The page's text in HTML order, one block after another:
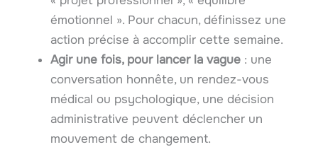
émotionnel ». Pour chacun, définissez une
action précise à accomplir cette semaine.
Agir une fois, pour lancer la vague : une
conversation honnête, un rendez-vous
médical ou psychologique, une décision
administrative peuvent déclencher un
mouvement de changement.